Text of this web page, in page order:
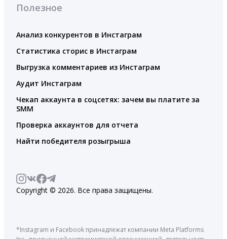
Полезное
Анализ конкурентов в Инстаграм
Статистика сторис в Инстаграм
Выгрузка комментариев из Инстаграм
Аудит Инстаграм
Чекап аккаунта в соцсетях: зачем вы платите за
SMM
Проверка аккаунтов для отчета
Найти победителя розыгрыша
Copyright © 2026. Все права защищены.
*Instagram и Facebook принадлежат компании Meta Platforms